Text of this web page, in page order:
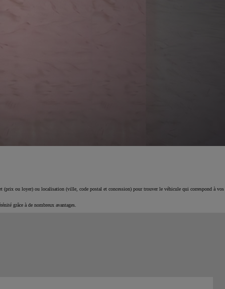
(prix ou loyer) ou localisation (ville, code postal et concession) pour trouver le véhicule qui correspond à vos
grâce à de nombreux avantages.